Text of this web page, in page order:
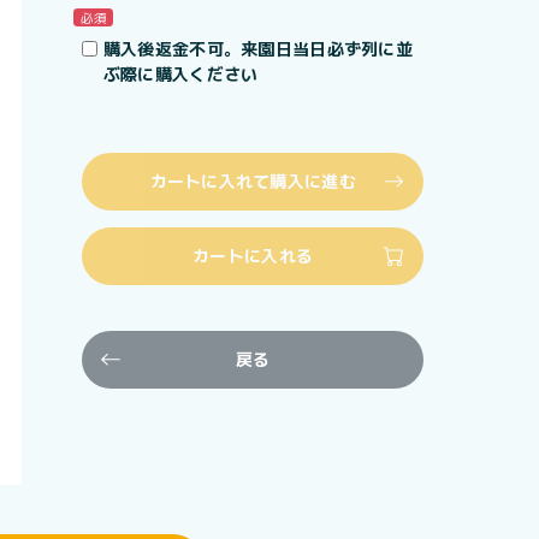
必須
購入後返金不可。来園日当日必ず列に並
ぶ際に購入ください
カートに入れて購入に進む
カートに入れる
戻る